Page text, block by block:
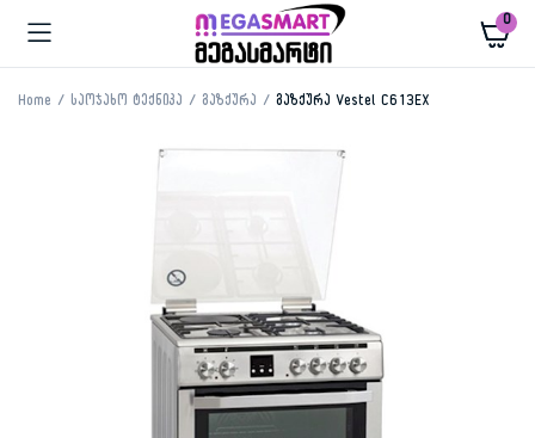
0
Home საოჯახო ტექნიკა გაზქურა გაზქურა Vestel C613EX